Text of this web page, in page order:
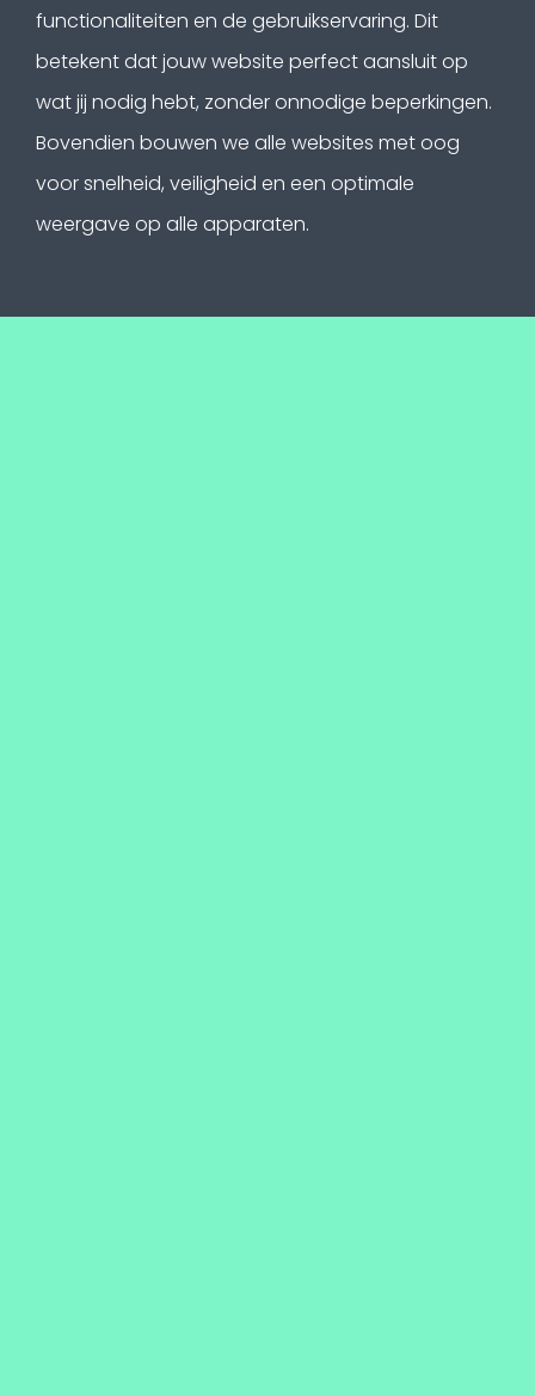
functionaliteiten en de gebruikservaring. Dit
betekent dat jouw website perfect aansluit op
wat jij nodig hebt, zonder onnodige beperkingen.
Bovendien bouwen we alle websites met oog
voor snelheid, veiligheid en een optimale
weergave op alle apparaten.